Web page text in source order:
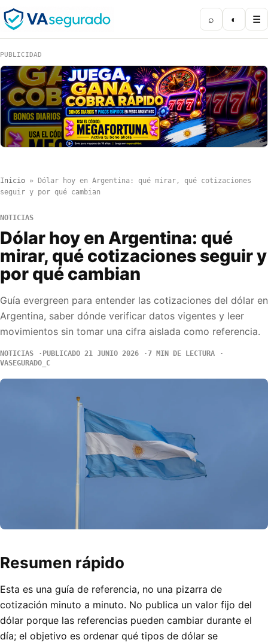
⌕ ◐ ☰
PUBLICIDAD
Inicio »
Dólar hoy en Argentina: qué mirar, qué cotizaciones
seguir y por qué cambian
NOTICIAS
Dólar hoy en Argentina: qué
mirar, qué cotizaciones seguir y
por qué cambian
Guía evergreen para entender las cotizaciones del dólar en
Argentina, saber dónde verificar datos vigentes y leer
movimientos sin tomar una cifra aislada como referencia.
NOTICIAS PUBLICADO 21 JUNIO 2026
7 MIN DE LECTURA
VASEGURADO_C
Resumen rápido
Esta es una guía de referencia, no una pizarra de
cotización minuto a minuto. No publica un valor fijo del
dólar porque las referencias pueden cambiar durante el
día; el objetivo es ordenar qué tipos de dólar se